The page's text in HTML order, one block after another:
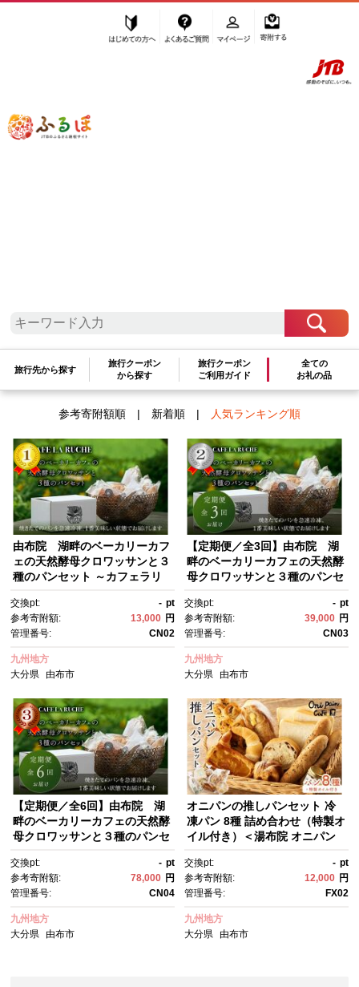
ふるぽ JTBのふるさと納税サイト
旅行先から探す
旅行クーポン
から探す
旅行クーポン
ご利用ガイド
全ての
お礼の品
検索結果一覧 1～4件 / 全4件
参考寄附額順| 新着順| 人気ランキング順
由布院 湖畔のベーカリーカフ
ェの天然酵母クロワッサンと３
種のパンセット ～カフェラリ
交換pt: - pt
参考寄附額:
13,000 円
管理番号:
CN02
九州地方
大分県
由布市
【定期便／全3回】由布院 湖
畔のベーカリーカフェの天然酵
母クロワッサンと３種のパンセ
交換pt: - pt
参考寄附額:
39,000 円
管理番号:
CN03
九州地方
大分県
由布市
【定期便／全6回】由布院 湖
畔のベーカリーカフェの天然酵
母クロワッサンと３種のパンセ
交換pt: - pt
参考寄附額:
78,000 円
管理番号:
CN04
九州地方
大分県
由布市
オニパンの推しパンセット 冷
凍パン 8種 詰め合わせ（特製オ
イル付き）＜湯布院 オニパン
交換pt: - pt
参考寄附額:
12,000 円
管理番号:
FX02
九州地方
大分県
由布市